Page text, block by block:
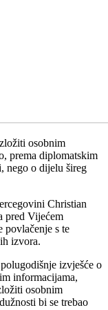
osobnim
prema diplomatskim
nego o dijelu šireg
Christian
pred Vijećem
povlačenje s te
izvora.
izvješće o
informacijama,
osobnim
bi se trebao